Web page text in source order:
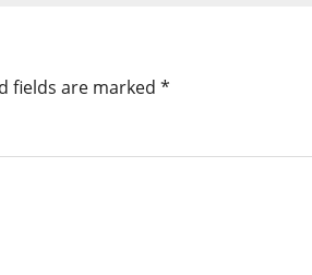
fields are marked *